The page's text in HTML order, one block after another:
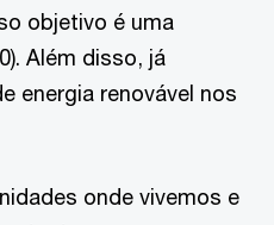
objetivo é uma
Além disso, já
energia renovável nos
onde vivemos e